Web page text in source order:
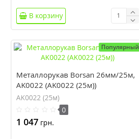
В корзину
Популярный
Металлорукав Borsan 26мм/25м,
AK0022 (AK0022 (25м))
AK0022 (25м)
0
1 047грн.